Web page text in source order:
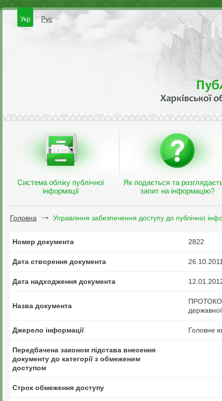
Укр Рус
Система обліку публічної
інформації
Як подається та
запит на інформацію?
Головна Управління забезпечення доступу до публічної
Номер документа 2822
Дата створення документа
Дата надходження документа
Назва документа
ПРОТОКОЛ
державної
Джерело інформації Головне
Передбачена законом підстава внесення
документу до категорії з обмеженим
доступом
Строк обмеження доступу